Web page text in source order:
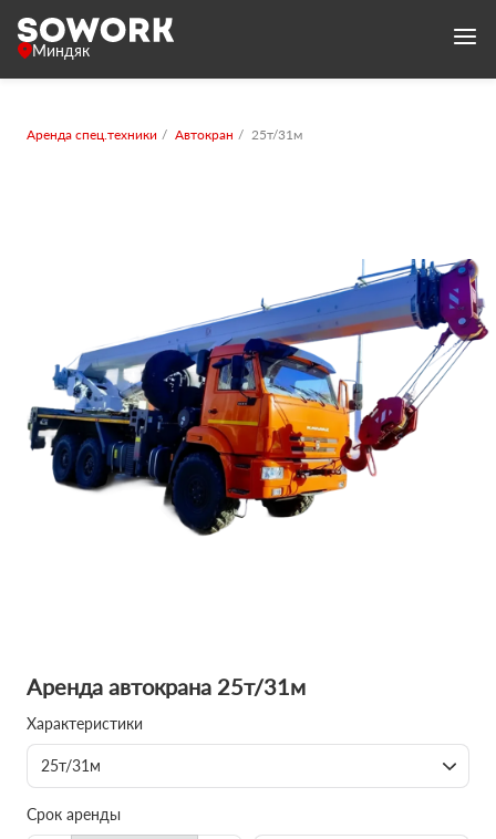
Миндяк
Аренда спец.техники Автокран 25т/31м
Аренда автокрана 25т/31м
Характеристики
25т/31м
Срок аренды